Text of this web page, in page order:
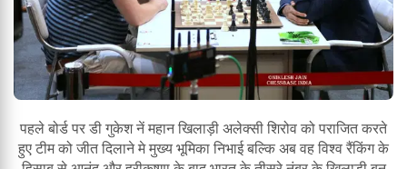
पहले बोर्ड पर डी गुकेश नें महान खिलाड़ी अलेक्सी शिरोव को पराजित करते
हुए टीम को जीत दिलाने मे मुख्य भूमिका निभाई बल्कि अब वह विश्व रैंकिंग के